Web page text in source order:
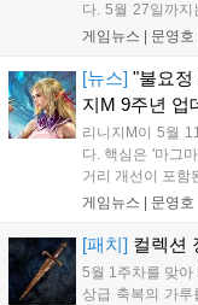
다. 5월 27일까
며, 혈맹 성배 강
득이 진행된다....
게임뉴스 | 문영호
[뉴스] "불요정
지M 9주년 업
리니지M이 5월
다. 핵심은 '마그
거리 개선이 포함
콘텐츠가 추가되
파티 던전 개선
게임뉴스 | 문영호
[패치] 컬렉션
5월 1주차를 맞아
상급 축복의 가